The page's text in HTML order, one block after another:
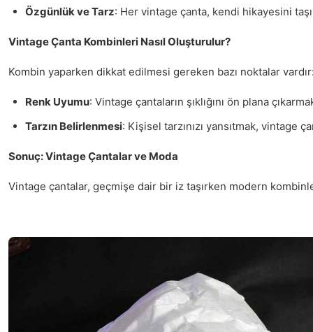
Özgünlük ve Tarz: Her vintage çanta, kendi hikayesini
Vintage Çanta Kombinleri Nasıl Oluşturulur?
Kombin yaparken dikkat edilmesi gereken bazı noktalar
Renk Uyumu: Vintage çantaların şıklığını ön plana
Tarzın Belirlenmesi: Kişisel tarzınızı yansıtmak, vintage
Sonuç: Vintage Çantalar ve Moda
Vintage çantalar, geçmişe dair bir iz taşırken modern